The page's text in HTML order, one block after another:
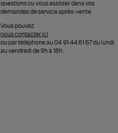
questions ou vous assister dans vos
demandes de service après-vente.
Vous pouvez
nous contacter ici
ou par téléphone au 04 91 44 61 67 du lundi
au vendredi de 9h à 18h.